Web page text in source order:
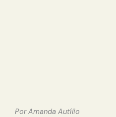
Por Amanda Autílio